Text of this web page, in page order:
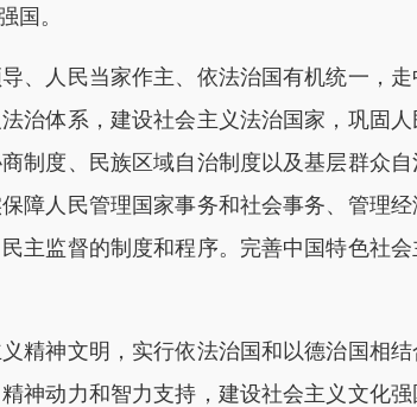
国。
人民当家作主、依法治国有机统一，
治体系，建设社会主义法治国家，巩固
制度、民族区域自治制度以及基层群众
障人民管理国家事务和社会事务、管理
主监督的制度和程序。完善中国特色社
神文明，实行依法治国和以德治国相
神动力和智力支持，建设社会主义文化